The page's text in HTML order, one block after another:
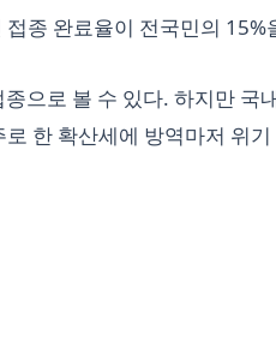
종 완료율이 전국민의 15%
으로 볼 수 있다. 하지만 국
한 확산세에 방역마저 위